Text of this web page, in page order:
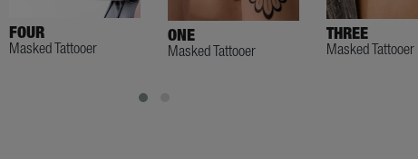
FOUR
Masked Tattooer
ONE
Masked Tattooer
THREE
Masked Tattooer